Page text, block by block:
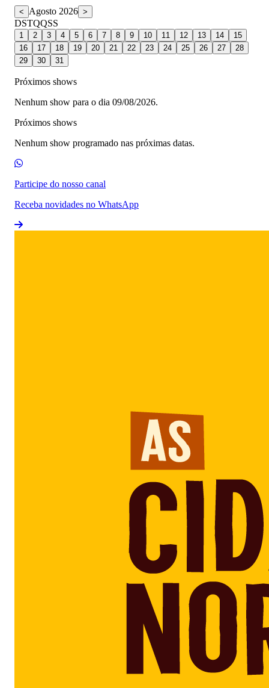
< Agosto 2026 >
DSTQQSS
1 2 3 4 5 6 7 8 9 10 11 12 13 14
15
16
17 18 19 20 21 22 23 24 25 26 27
28
29
30 31
Próximos shows
Nenhum show para o dia 09/08/2026.
Próximos shows
Nenhum show programado nas próximas datas.
Participe do nosso canal
Receba novidades no WhatsApp